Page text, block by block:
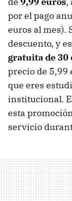
por el pago
euros al mes).
descuento, y
gratuita de 30
precio de 5,99
que eres
institucional.
esta
servicio